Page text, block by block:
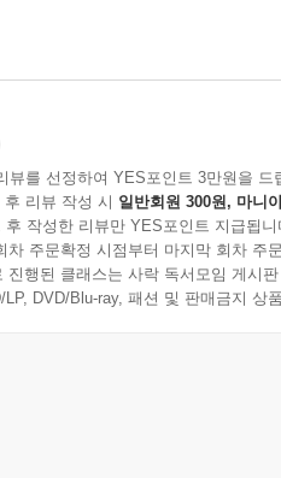
듯
.
그루 나무가 층층마다
개진 얼굴이
서 벌어진 틈을
뷰를 선정하여 YES포인트 3만원을 드
리뷰 작성 시 일반회원 300원, 마니
후 작성한 리뷰만 YES포인트 지급됩니
차 주문확정 시점부터 마지막 회차 주
진행된 클래스는 사락 독서모임 게시
LP, DVD/Blu-ray, 패션 및 판매금지 상